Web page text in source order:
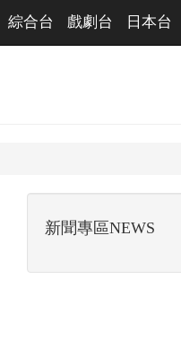
綜合台 戲劇台 日本台
新聞專區NEWS